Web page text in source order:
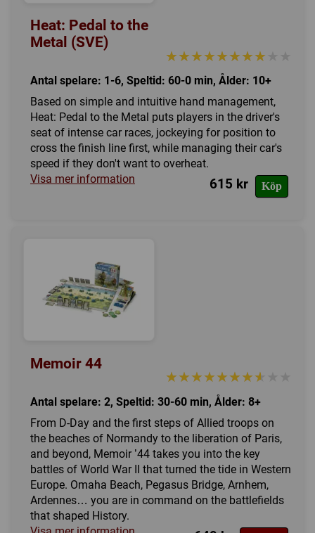
Heat: Pedal to the
Metal (SVE)
★★★★★★★★★★
★★★★★★★★★★
Antal spelare: 1-6, Speltid: 60-0 min, Ålder: 10+
Based on simple and intuitive hand management,
Heat: Pedal to the Metal puts players in the driver's
seat of intense car races, jockeying for position to
cross the finish line first, while managing their car's
speed if they don't want to overheat.
Visa mer information
Köp
615 kr
Memoir 44
★★★★★★★★★★
★★★★★★★★★★
Antal spelare: 2, Speltid: 30-60 min, Ålder: 8+
From D-Day and the first steps of Allied troops on
the beaches of Normandy to the liberation of Paris,
and beyond, Memoir ’44 takes you into the key
battles of World War II that turned the tide in Western
Europe. Omaha Beach, Pegasus Bridge, Arnhem,
Ardennes… you are in command on the battlefields
that shaped History.